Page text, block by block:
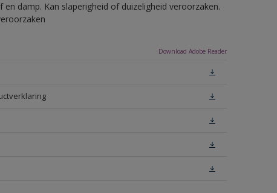
damp. Kan slaperigheid of duizeligheid veroorzaken.
Download Adobe Reader